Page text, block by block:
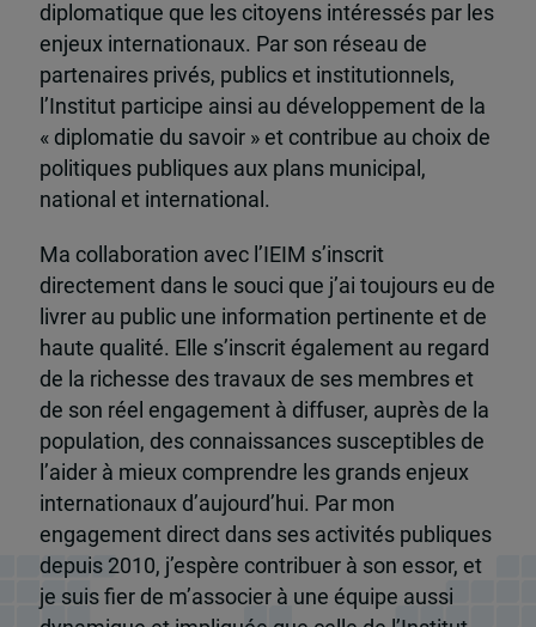
diplomatique que les citoyens intéressés par les
enjeux internationaux. Par son réseau de
partenaires privés, publics et institutionnels,
l’Institut participe ainsi au développement de la
« diplomatie du savoir » et contribue au choix de
politiques publiques aux plans municipal,
national et international.
Ma collaboration avec l’IEIM s’inscrit
directement dans le souci que j’ai toujours eu de
livrer au public une information pertinente et de
haute qualité. Elle s’inscrit également au regard
de la richesse des travaux de ses membres et
de son réel engagement à diffuser, auprès de la
population, des connaissances susceptibles de
l’aider à mieux comprendre les grands enjeux
internationaux d’aujourd’hui. Par mon
engagement direct dans ses activités publiques
depuis 2010, j’espère contribuer à son essor, et
je suis fier de m’associer à une équipe aussi